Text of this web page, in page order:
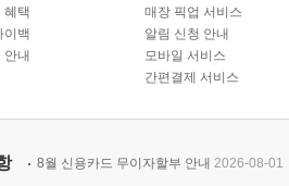
혜택
이백
안내
매장 픽업 서비스
알림 신청 안내
모바일 서비스
간편결제 서비스
8월 신용카드 무이자할부 안내 2026-08-01